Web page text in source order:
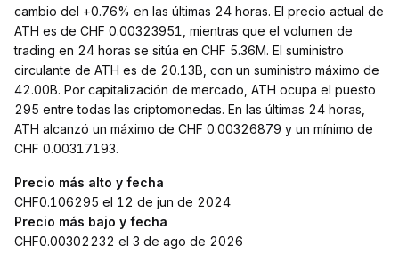
cambio del +0.76% en las últimas 24 horas. El precio actual de
ATH es de CHF 0.00323951, mientras que el volumen de
trading en 24 horas se sitúa en CHF 5.36M. El suministro
circulante de ATH es de 20.13B, con un suministro máximo de
42.00B. Por capitalización de mercado, ATH ocupa el puesto
295 entre todas las criptomonedas. En las últimas 24 horas,
ATH alcanzó un máximo de CHF 0.00326879 y un mínimo de
CHF 0.00317193.
Precio más alto y fecha
CHF0.106295 el 12 de jun de 2024
Precio más bajo y fecha
CHF0.00302232 el 3 de ago de 2026